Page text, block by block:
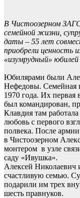
В Чистоозерном
семейной жизни,
даты – 55 лет
приобрели ценность
«изумрудный»
Юбилярами были
Нефедовы. Семейная
1970 года. Их первая
был командирован,
Клавдия там
любовь с первого
полвека. После
в Чистоозерном
монтером в узле
саду «Ивушка».
Алексей Николаевич
счастливую семью.
подарили им трех
шесть правнуков.